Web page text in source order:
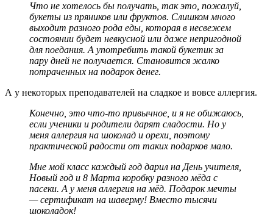
Что не хотелось бы получать, так это, пожалуй,
букеты из пряников или фруктов. Слишком много
выходит разного рода еды, которая в несвежем
состоянии будет невкусной или даже непригодной
для поедания. А употребить такой букетик за
пару дней не получается. Становится жалко
потраченных на подарок денег.
А у некоторых преподавателей на сладкое и вовсе аллергия.
Конечно, это что-то привычное, и я не обижаюсь,
если ученики и родители дарят сладости. Но у
меня аллергия на шоколад и орехи, поэтому
практической радости от таких подарков мало.
Мне мой класс каждый год дарил на День учителя,
Новый год и 8 Марта коробку разного мёда с
пасеки. А у меня аллергия на мёд. Подарок мечты
— сертификат на шаверму! Вместо тысячи
шоколадок!